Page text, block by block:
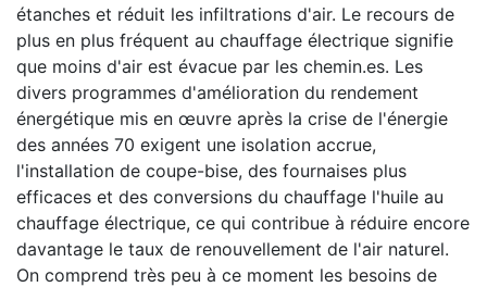
étanches et réduit les infiltrations d'air. Le recours de
plus en plus fréquent au chauffage électrique signifie
que moins d'air est évacue par les chemin.es. Les
divers programmes d'amélioration du rendement
énergétique mis en œuvre après la crise de l'énergie
des années 70 exigent une isolation accrue,
l'installation de coupe-bise, des fournaises plus
efficaces et des conversions du chauffage l'huile au
chauffage électrique, ce qui contribue à réduire encore
davantage le taux de renouvellement de l'air naturel.
On comprend très peu à ce moment les besoins de